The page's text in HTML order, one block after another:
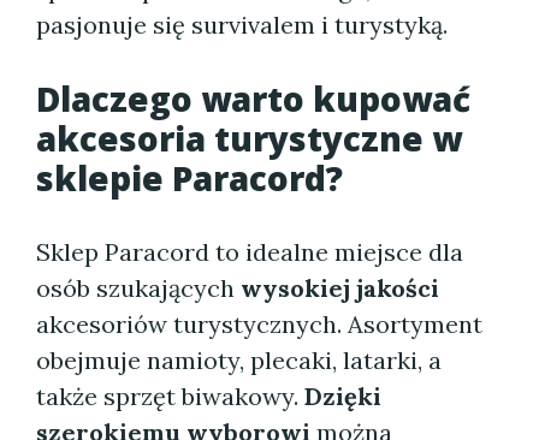
pasjonuje się survivalem i turystyką.
Dlaczego warto kupować
akcesoria turystyczne w
sklepie Paracord?
Sklep Paracord to idealne miejsce dla
osób szukających wysokiej jakości
akcesoriów turystycznych. Asortyment
obejmuje namioty, plecaki, latarki, a
także sprzęt biwakowy. Dzięki
szerokiemu wyborowi można